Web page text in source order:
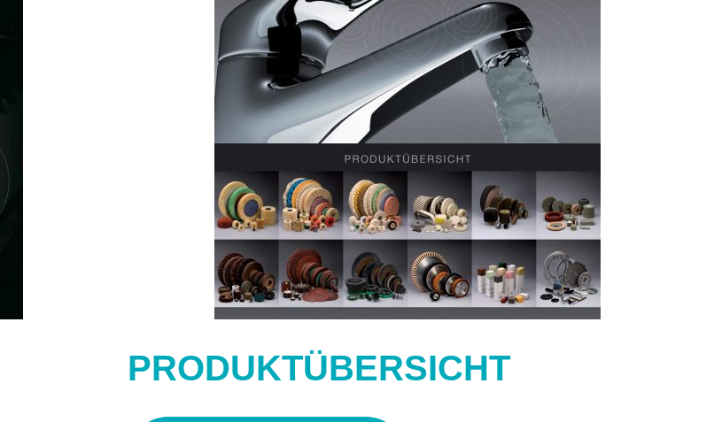
PRODUKTÜBERSICHT